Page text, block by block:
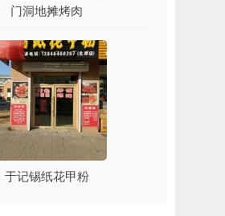
门洞地摊烤肉
于记锡纸花甲粉